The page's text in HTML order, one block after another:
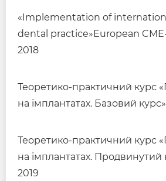
«Implementation of
dental practice»European
2018
Теоретико-практичний курс
на імплантатах. Базовий
Теоретико-практичний курс
на імплантатах. Продвинутий
2019